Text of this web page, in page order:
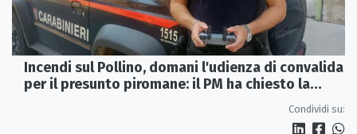
Incendi sul Pollino, domani l'udienza di convalida
per il presunto piromane: il PM ha chiesto la
Condividi su: